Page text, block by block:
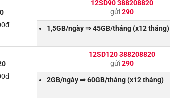
12SD90 388208820
gửi290
1,5GB/ngày ⇒ 45GB/tháng (x12 tháng)
12SD120 388208820
gửi290
2GB/ngày ⇒ 60GB/tháng (x12 tháng)